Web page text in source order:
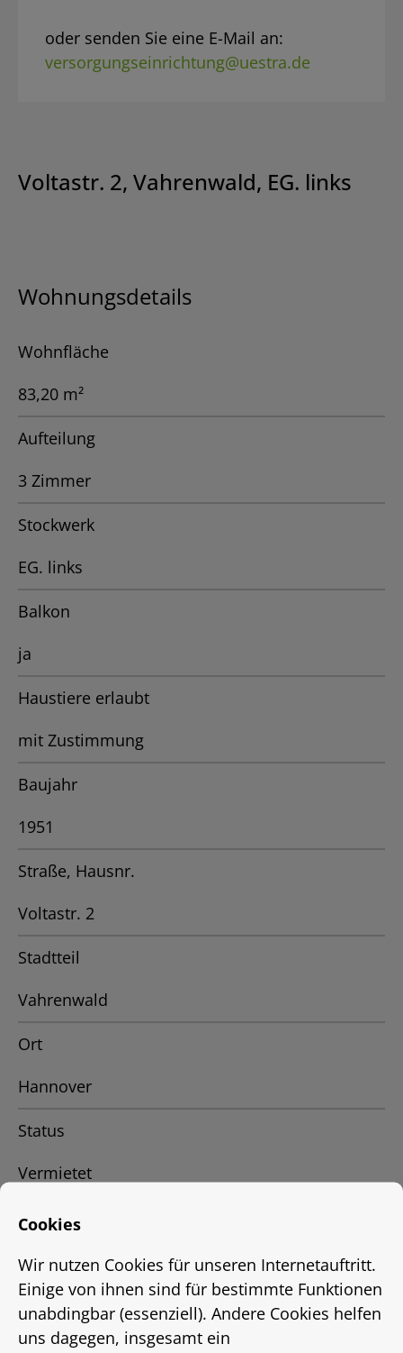
Voltastr. 2, Vahrenwald, EG. links
Wohnungsdetails
Wohnfläche
83,20 m²
Aufteilung
3 Zimmer
Stockwerk
EG. links
Balkon
ja
Haustiere erlaubt
mit Zustimmung
Baujahr
1951
Straße, Hausnr.
Voltastr. 2
Stadtteil
Vahrenwald
Ort
Hannover
Status
Vermietet
Energieausweis
EnEV 2009
Energieausweistyp
bis
oder senden Sie eine E-Mail an:
versorgungseinrichtung@uestra.de
Cookies
Wir nutzen Cookies für unseren Internetauftritt.
Einige von ihnen sind für bestimmte Funktionen
unabdingbar (essenziell). Andere Cookies helfen
uns dagegen, insgesamt ein